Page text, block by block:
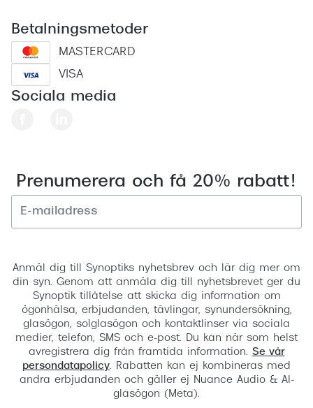
Betalningsmetoder
MASTERCARD
VISA
Sociala media
Prenumerera och få 20% rabatt!
Anmäl dig till Synoptiks nyhetsbrev och lär dig mer om
din syn. Genom att anmäla dig till nyhetsbrevet ger du
Synoptik tillåtelse att skicka dig information om
ögonhälsa, erbjudanden, tävlingar, synundersökning,
glasögon, solglasögon och kontaktlinser via sociala
medier, telefon, SMS och e-post. Du kan när som helst
avregistrera dig från framtida information. Se vår
persondatapolicy. Rabatten kan ej kombineras med
andra erbjudanden och gäller ej Nuance Audio & AI-
glasögon (Meta).